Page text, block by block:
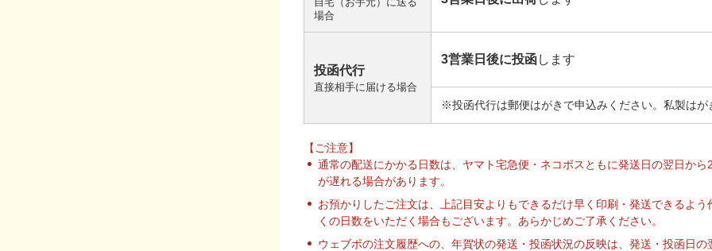
場合
投函代行
直接相手に届ける場合
3営業日後に投函します
※投函代行は郵便はがきで申込みください。私製はが
【ご注意】
通常の配送にかかる日数は、ヤマト宅急便・ネコポスともに発送日の翌日か
が遅れる場合があります。
お預かりしたご注文は、上記目安よりもできるだけ早く印刷・発送できるよ
くの日数をいただく場合もございます。あらかじめご了承ください。
ウェブポの注文履歴への、年賀状の発送・投函状況の反映は、発送・投函日